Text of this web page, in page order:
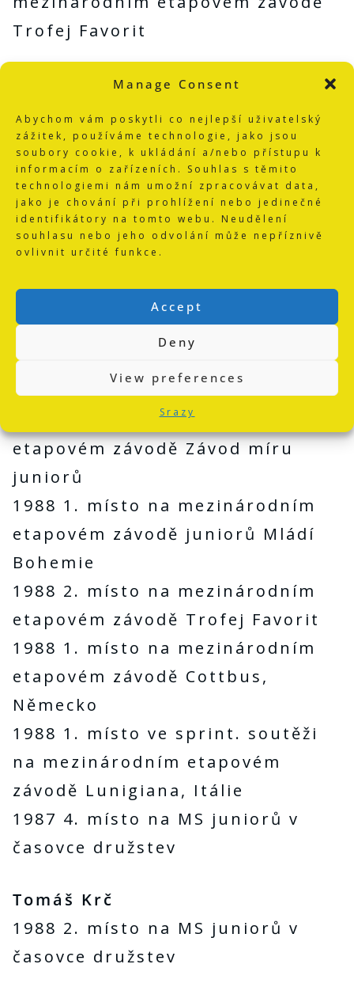
Manage Consent
Abychom vám poskytli co nejlepší uživatelský
zážitek, používáme technologie, jako jsou
soubory cookie, k ukládání a/nebo přístupu k
informacím o zařízeních. Souhlas s těmito
technologiemi nám umožní zpracovávat data,
jako je chování při prohlížení nebo jedinečné
identifikátory na tomto webu. Neudělení
souhlasu nebo jeho odvolání může nepříznivě
ovlivnit určité funkce.
Accept
Deny
View preferences
Srazy
Trofej Favorit
Milan Culek
1987 4. místo na MS juniorů v
časovce družstev
1987 1. místo na mezinárodním
etapovém závodě v Bulharsku
František Trkal
časovce družstev
1988 5 rekordů ČSSR na dráze,
včetně rekordu dospělých v
hodinovce
1988 1. místo na mezinárodním
etapovém závodě Závod míru
juniorů
1988 1. místo na mezinárodním
etapovém závodě juniorů Mládí
Bohemie
1988 2. místo na mezinárodním
etapovém závodě Trofej Favorit
1988 1. místo na mezinárodním
etapovém závodě Cottbus,
Německo
1988 1. místo ve sprint. soutěži
na mezinárodním etapovém
závodě Lunigiana, Itálie
1987 4. místo na MS juniorů v
časovce družstev
Tomáš Krč
1988 2. místo na MS juniorů v
časovce družstev